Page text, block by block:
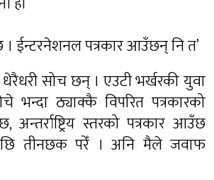
ईन्टरनेशनल पत्रकार आउँछन् नि त’
धेरैधरी सोच छन् । एउटी भर्खरकी युवा
ठ्याक्कै विपरित पत्रकारको
अन्तर्राष्ट्रिय स्तरको पत्रकार आउँछ
तीनछक परेँ । अनि मैले जवाफ